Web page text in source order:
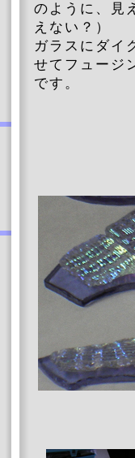
のように、見
えない？）
ガラスにダイ
せてフュージ
です。